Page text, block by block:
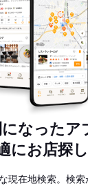
なったア
にお店探し
現在地検索。検索